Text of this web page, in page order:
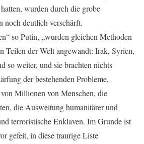
wurden durch die grobe
noch deutlich verschärft.
so Putin, „wurden gleichen Methoden
Teilen der Welt angewandt: Irak, Syrien,
so weiter, und sie brachten nichts
der bestehenden Probleme,
Millionen von Menschen, die
die Ausweitung humanitärer und
terroristische Enklaven. Im Grunde ist
gefeit, in diese traurige Liste